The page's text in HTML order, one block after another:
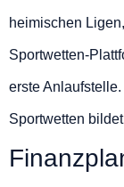
heimischen
Sportwetten-
erste
Sportwetten